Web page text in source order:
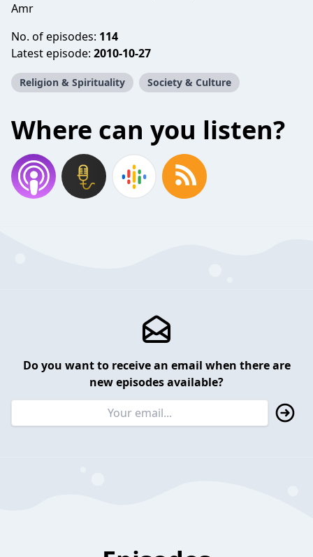
Amr
No. of episodes: 114
Latest episode: 2010-10-27
Religion & Spirituality Society & Culture
Where can you listen?
Do you want to receive an email when there are
new episodes available?